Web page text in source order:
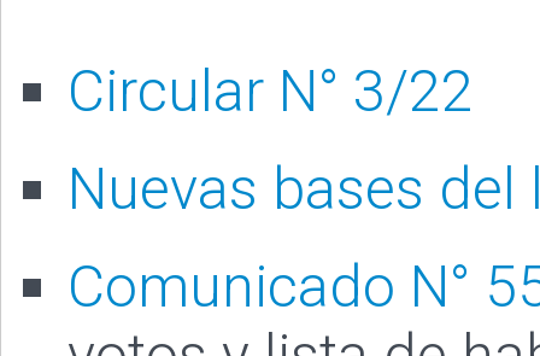
Circular N° 3/22
Nuevas bases
Comunicado N°